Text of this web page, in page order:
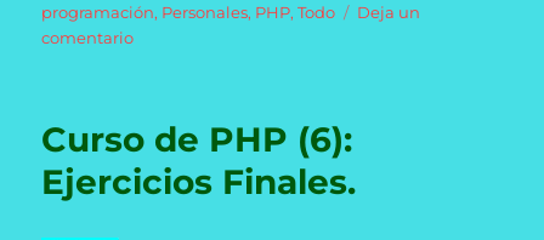
el
programación, Personales, PHP,Todo
Deja un
comentarioen
(7):
El
Modelo
Curso de PHP (6):
Ejercicios Finales.